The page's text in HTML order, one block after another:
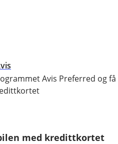
Avis Preferred og
med kredittkortet